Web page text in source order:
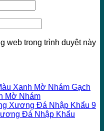
web trong trình duyệt này
Gạch
Mờ Nhám
9
Đá Nhập Khẩu